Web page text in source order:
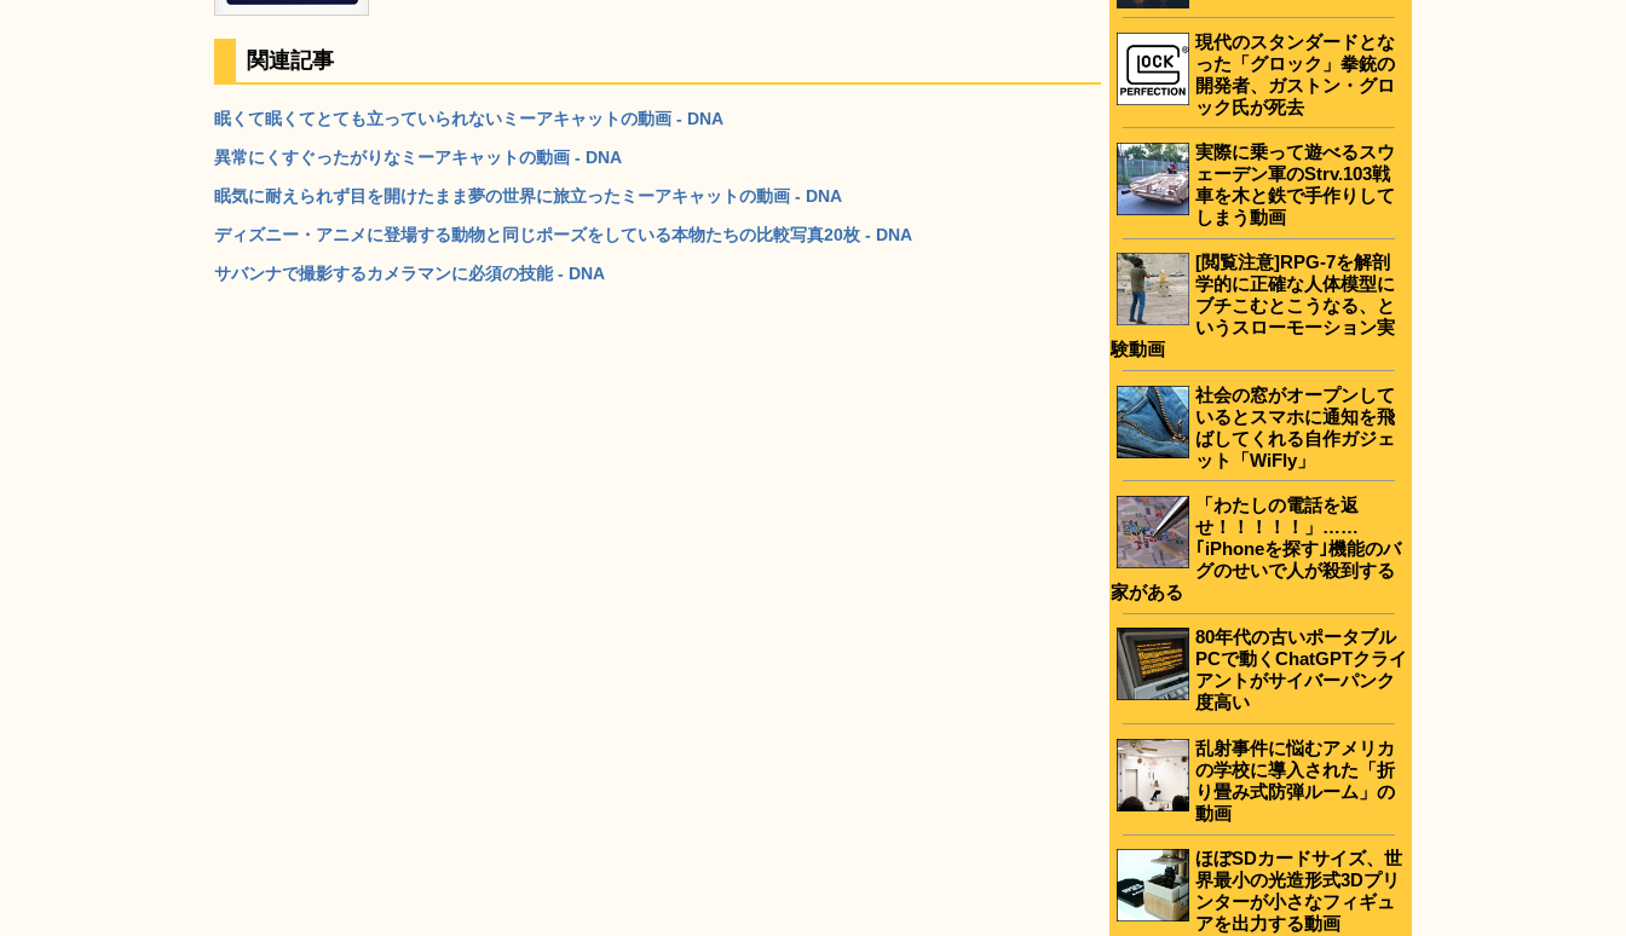
関連記事
眠くて眠くてとても立っていられないミーアキャットの動画 - DNA
異常にくすぐったがりなミーアキャットの動画 - DNA
眠気に耐えられず目を開けたまま夢の世界に旅立ったミーアキャットの動画 - DNA
ディズニー・アニメに登場する動物と同じポーズをしている本物たちの比較写真20枚 - DNA
サバンナで撮影するカメラマンに必須の技能 - DNA
現代のスタンダードとな
った「グロック」拳銃の
開発者、ガストン・グロ
ック氏が死去
実際に乗って遊べるスウ
ェーデン軍のStrv.103戦
車を木と鉄で手作りして
しまう動画
[閲覧注意]RPG-7を解剖
学的に正確な人体模型に
ブチこむとこうなる、と
いうスローモーション実
験動画
社会の窓がオープンして
いるとスマホに通知を飛
ばしてくれる自作ガジェ
ット「WiFly」
「わたしの電話を返
せ！！！！！」……
｢iPhoneを探す｣機能のバ
グのせいで人が殺到する
家がある
80年代の古いポータブル
PCで動くChatGPTクライ
アントがサイバーパンク
度高い
乱射事件に悩むアメリカ
の学校に導入された「折
り畳み式防弾ルーム」の
動画
ほぼSDカードサイズ、世
界最小の光造形式3Dプリ
ンターが小さなフィギュ
アを出力する動画